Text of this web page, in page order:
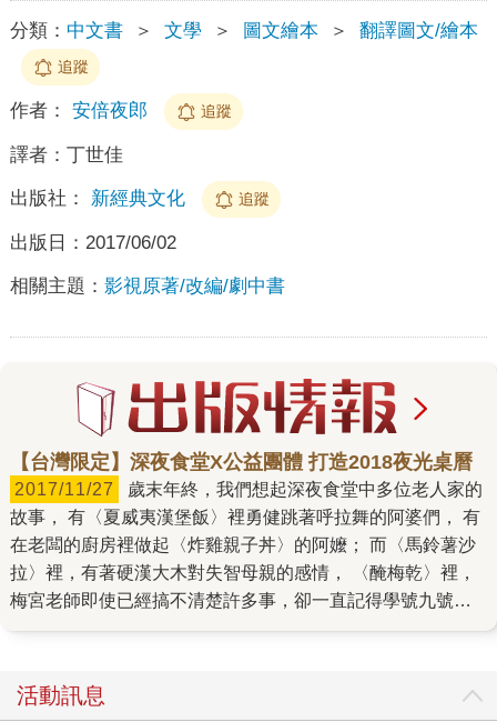
分類： 中文書 ＞ 文學 ＞ 圖文繪本 ＞ 翻譯圖文/繪本
追蹤
作者： 安倍夜郎 追蹤
譯者： 丁世佳
出版社： 新經典文化 追蹤
出版日： 2017/06/02
相關主題： 影視原著/改編/劇中書
【台灣限定】深夜食堂X公益團體 打造2018夜光桌曆
2017/11/27
故事， 有〈夏威夷漢堡飯〉裡勇健跳著呼拉舞的阿婆們， 有
在老闆的廚房裡做起〈炸雞親子丼〉的阿嬤； 而〈馬鈴薯沙
拉〉裡，有著硬漢大木對失智母親的感情， 〈醃梅乾〉裡，
梅宮老師即使已經搞不清楚許多事，卻一直記得學號九號的
本， 願常客新友跟我們一起，將暖心的種子輕輕撒出去，撒
在台灣人的心底。 【台灣限定】 《深夜食堂19》+《金馬54
活動訊息